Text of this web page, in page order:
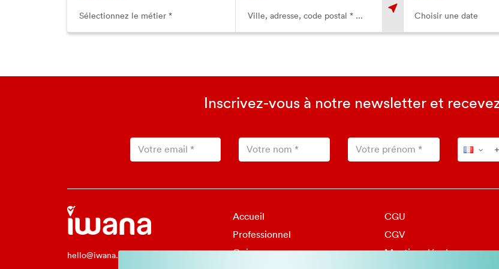
Inscrivez-vous à notre newsletter et
hello@iwana.fr
Accueil
Professionnel
Qui sommes-nous
CGU
CGV
Mentions légales